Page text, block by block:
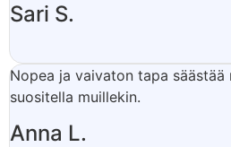
Sari S.
Nopea ja vaivaton tapa säästää
suositella muillekin.
Anna L.